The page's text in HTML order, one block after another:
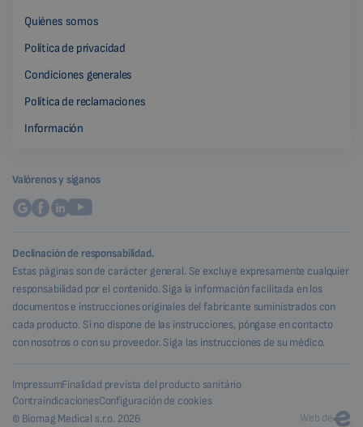
Quiénes somos
Política de privacidad
Condiciones generales
Política de reclamaciones
Información
Valórenos y síganos
Declinación de responsabilidad.
Estas páginas son de carácter general. Se excluye expresamente cualquier
responsabilidad por el contenido. Siga la información facilitada en los
documentos e instrucciones originales del fabricante suministrados con
cada producto. Si no dispone de las instrucciones, póngase en contacto
con nosotros o con su proveedor. Siga las instrucciones de su médico.
© Biomag Medical s.r.o. 2026
ImpressumFinalidad prevista del producto sanitário
ContraindicacionesConfiguración de cookies
Web de